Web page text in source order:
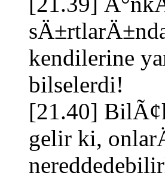
kendilerine
bilselerdi!
[21.40]
gelir ki,